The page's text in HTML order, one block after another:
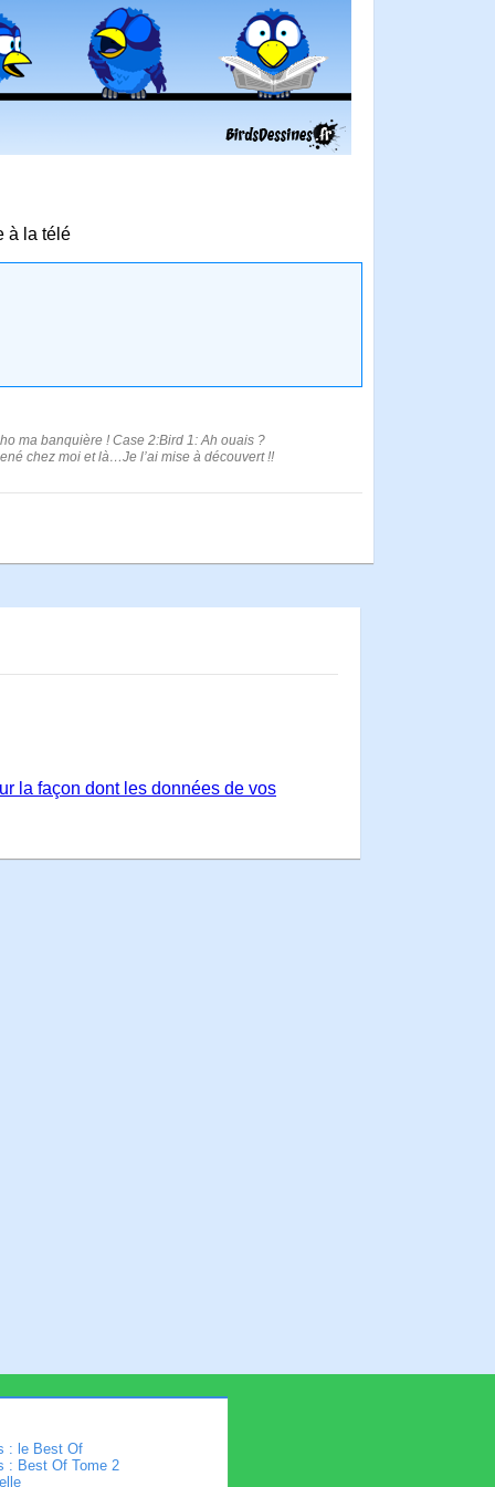
à la télé
ma banquière ! Case 2:Bird 1: Ah ouais ?
chez moi et là…Je l’ai mise à découvert !!
la façon dont les données de vos
: le Best Of
: Best Of Tome 2